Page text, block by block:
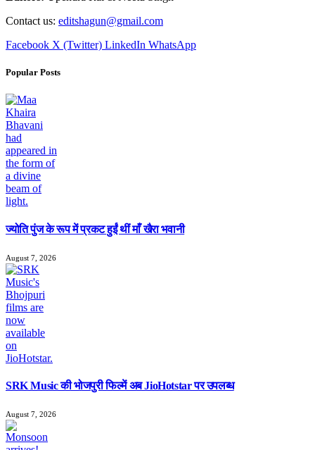
Contact us: editshagun@gmail.com
Facebook X (Twitter) LinkedIn WhatsApp
Popular Posts
ज्योति पुंज के रूप में प्रकट हुईं थीं माँ खैरा भवानी
August 7, 2026
SRK Music की भोजपुरी फिल्में अब JioHotstar पर उपलब्ध
August 7, 2026